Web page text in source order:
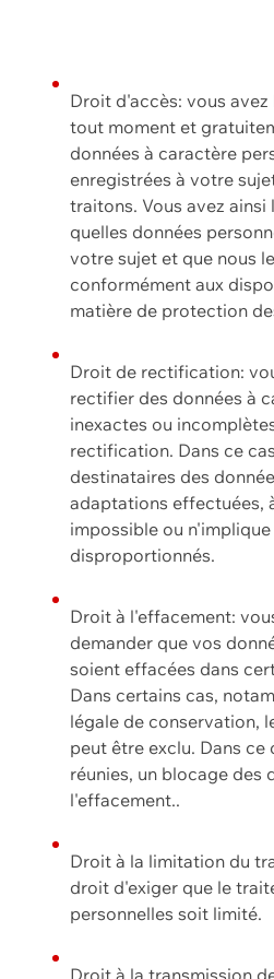
Droit d'accès: vous
tout moment et
données à caractère
enregistrées à votre
traitons. Vous avez
quelles données
votre sujet et que nous
conformément aux
matière de protection
Droit de rectification:
rectifier des données à
inexactes ou
rectification. Dans ce
destinataires des
adaptations effectuées,
impossible ou
disproportionnés.
Droit à l'effacement:
demander que vos
soient effacées dans
Dans certains cas,
légale de conservation,
peut être exclu. Dans
réunies, un blocage des
l'effacement..
Droit à la limitation du
droit d'exiger que le
personnelles soit limité.
Droit à la transmission